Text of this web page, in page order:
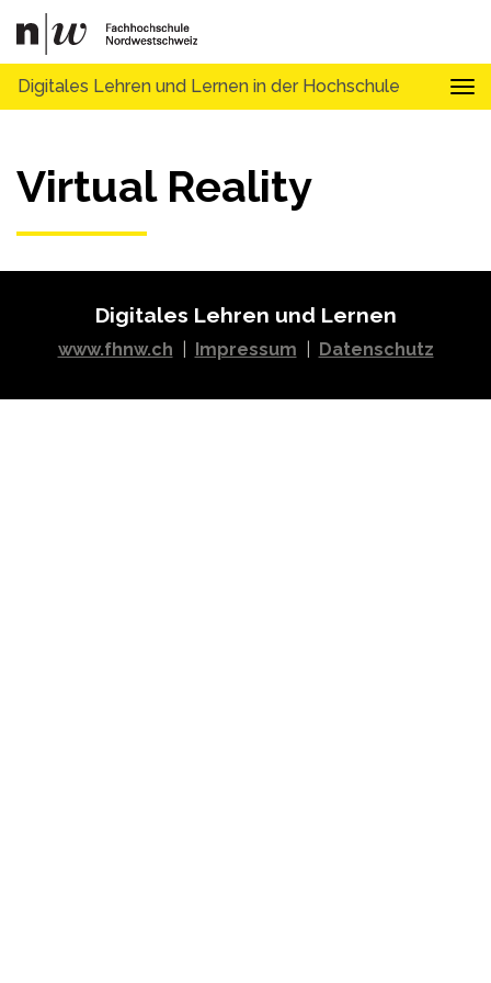
Digitales Lehren und Lernen in der Hochschule
Virtual Reality
Digitales Lehren und Lernen
www.fhnw.ch Impressum Datenschutz